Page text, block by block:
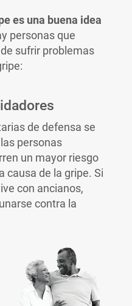
es una buena idea
personas que
sufrir problemas
de defensa se
personas
un mayor riesgo
causa de la gripe. Si
con ancianos,
contra la